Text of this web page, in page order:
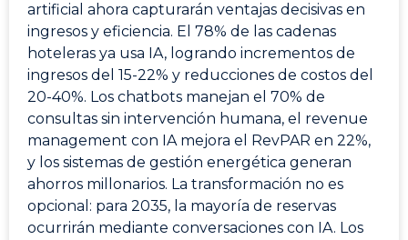
artificial ahora capturarán ventajas decisivas en
ingresos y eficiencia. El 78% de las cadenas
hoteleras ya usa IA, logrando incrementos de
ingresos del 15-22% y reducciones de costos del
20-40%. Los chatbots manejan el 70% de
consultas sin intervención humana, el revenue
management con IA mejora el RevPAR en 22%,
y los sistemas de gestión energética generan
ahorros millonarios. La transformación no es
opcional: para 2035, la mayoría de reservas
ocurrirán mediante conversaciones con IA. Los